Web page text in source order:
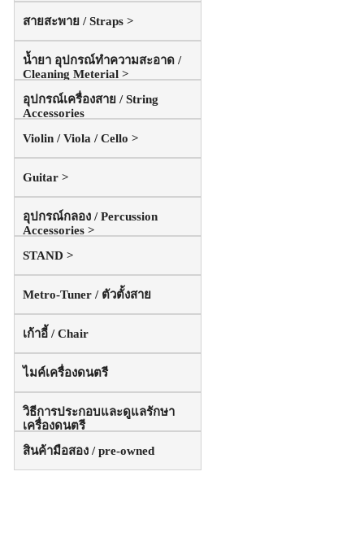
สายสะพาย / Straps >
น้ำยา อุปกรณ์ทำความสะอาด /
Cleaning Meterial >
อุปกรณ์เครื่องสาย / String
Accessories
Violin / Viola / Cello >
Guitar >
อุปกรณ์กลอง / Percussion
Accessories >
STAND >
Metro-Tuner / ตัวตั้งสาย
เก้าอี้ / Chair
ไมค์เครื่องดนตรี
วิธีการประกอบและดูแลรักษา
เครื่องดนตรี
สินค้ามือสอง / pre-owned